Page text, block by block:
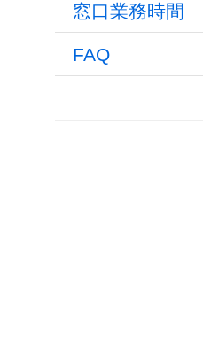
窓口業務時間
FAQ